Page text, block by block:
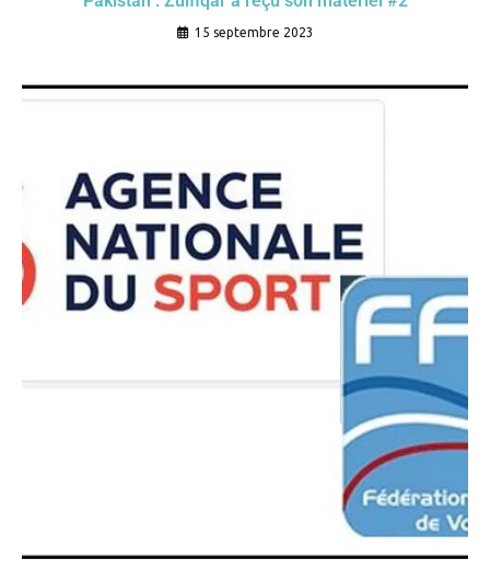
15 septembre 2023